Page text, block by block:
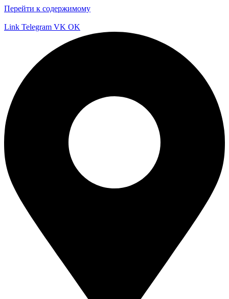
Перейти к содержимому
Link Telegram VK OK